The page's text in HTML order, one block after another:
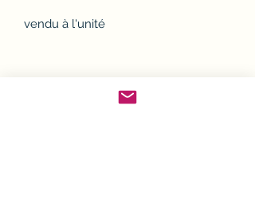
vendu à l'unité